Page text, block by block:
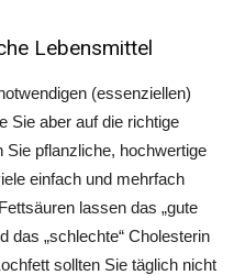
Lebensmittel
(essenziellen)
Sie aber auf die richtige
pflanzliche, hochwertige
einfach und mehrfach
lassen das „gute
das „schlechte“ Cholesterin
sollten Sie täglich nicht